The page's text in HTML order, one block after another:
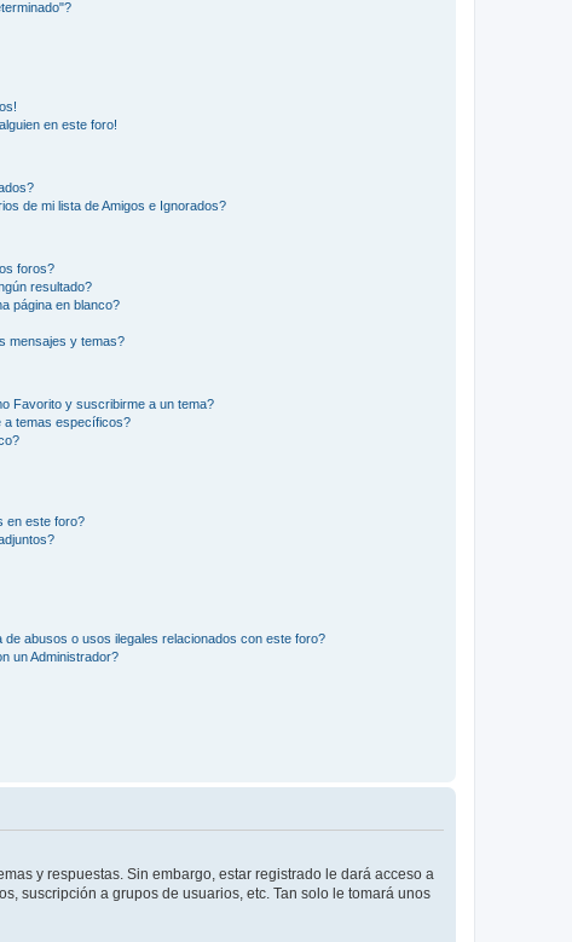
en este foro!
de mi lista de Amigos e Ignorados?
foros?
resultado?
página en blanco?
mensajes y temas?
Favorito y suscribirme a un tema?
a temas específicos?
en este foro?
abusos o usos ilegales relacionados con este foro?
un Administrador?
y respuestas. Sin embargo, estar registrado le dará acceso a
suscripción a grupos de usuarios, etc. Tan solo le tomará unos